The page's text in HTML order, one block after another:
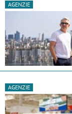
AGENZIE
AGENZIE